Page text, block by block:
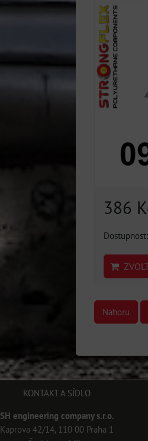
386
Dostupnost:
Nahoru
KONTAKT A SÍDLO
SH engineering company s.r.o.
Kaprova 42/14, 110 00 Praha 1